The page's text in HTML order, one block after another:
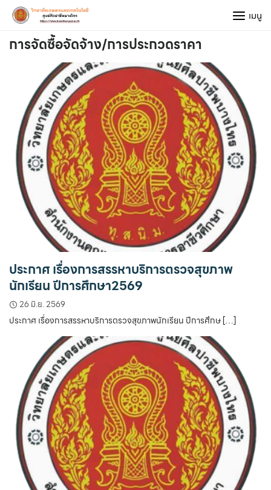
Skip
content
เมนู
การจัดซื้อจัดจ้าง/การประกวดราคา
ประกาศ เรื่องการสรรหาบริการตรวจสุขภาพ
นักเรียน ปีการศึกษา2569
26 มิ.ย. 2569
ประกาศ เรื่องการสรรหาบริการตรวจสุขภาพนักเรียน ปีการศึกษ […]